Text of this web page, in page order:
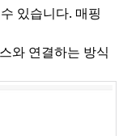
있습니다. 매핑
와 연결하는 방식